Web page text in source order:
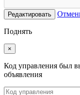
Редактировать
Поднять
×
Код управления был
объявления